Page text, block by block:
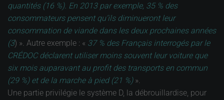
quantités (16 %). En 2013 par exemple, 35 % des
consommateurs pensent qu’ils diminueront leur
consommation de viande dans les deux prochaines années
(3) ». Autre exemple : « 37 % des Français interrogés par le
CRÉDOC déclarent utiliser moins souvent leur voiture que
six mois auparavant au profit des transports en commun
(29 %) et de la marche à pied (21 %)».
Une partie privilégie le système D, la débrouillardise, pour